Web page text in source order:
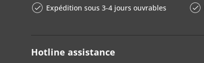
Expédition sous 3-4 jours ouvrables
Hotline assistance